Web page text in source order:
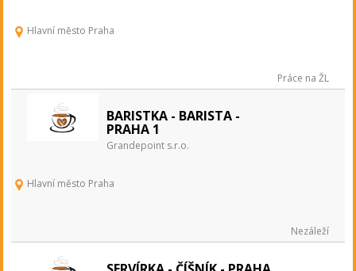
Hlavní město Praha
Práce na ŽL
BARISTKA - BARISTA -
PRAHA 1
Grandepoint s.r.o.
Hlavní město Praha
Nezáleží